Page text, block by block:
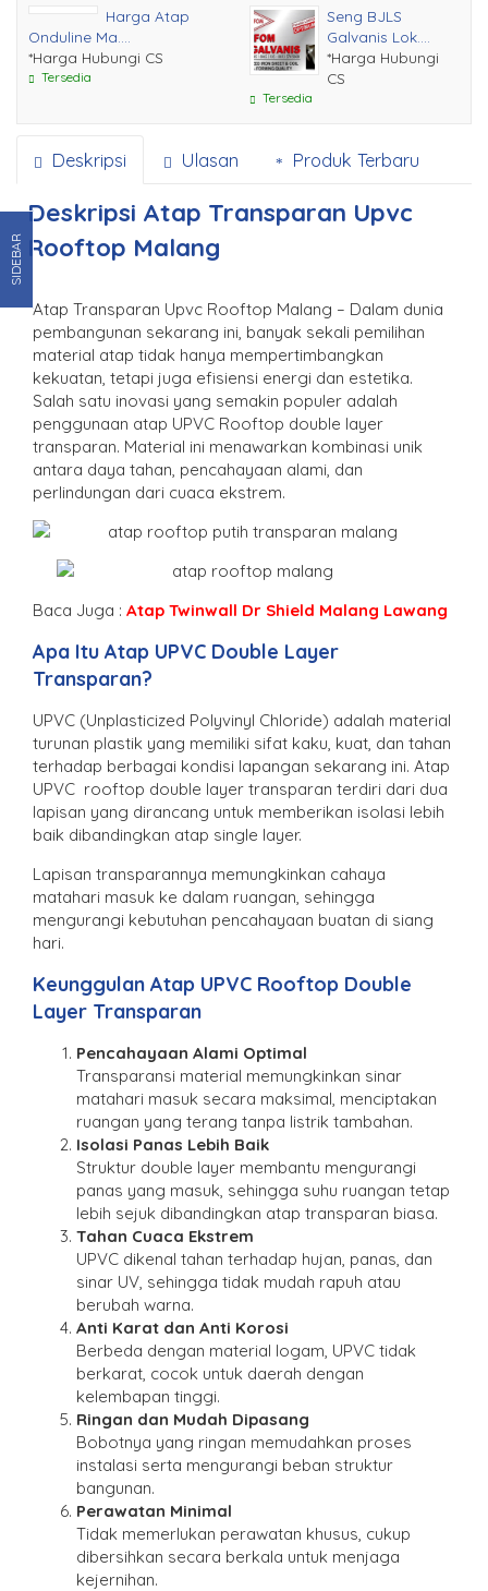
Harga Atap
Onduline Ma....
*Harga Hubungi CS
Tersedia
Seng BJLS
Galvanis Lok....
*Harga Hubungi
CS
Tersedia
Deskripsi Ulasan Produk Terbaru
Deskripsi Atap Transparan Upvc
Rooftop Malang
Atap Transparan Upvc Rooftop Malang – Dalam dunia
pembangunan sekarang ini, banyak sekali pemilihan
material atap tidak hanya mempertimbangkan
kekuatan, tetapi juga efisiensi energi dan estetika.
Salah satu inovasi yang semakin populer adalah
penggunaan atap UPVC Rooftop double layer
transparan. Material ini menawarkan kombinasi unik
antara daya tahan, pencahayaan alami, dan
perlindungan dari cuaca ekstrem.
Baca Juga : Atap Twinwall Dr Shield Malang Lawang
Apa Itu Atap UPVC Double Layer
Transparan?
UPVC (Unplasticized Polyvinyl Chloride) adalah material
turunan plastik yang memiliki sifat kaku, kuat, dan tahan
terhadap berbagai kondisi lapangan sekarang ini. Atap
UPVC rooftop double layer transparan terdiri dari dua
lapisan yang dirancang untuk memberikan isolasi lebih
baik dibandingkan atap single layer.
Lapisan transparannya memungkinkan cahaya
matahari masuk ke dalam ruangan, sehingga
mengurangi kebutuhan pencahayaan buatan di siang
hari.
Keunggulan Atap UPVC Rooftop Double
Layer Transparan
Pencahayaan Alami Optimal
Transparansi material memungkinkan sinar
matahari masuk secara maksimal, menciptakan
ruangan yang terang tanpa listrik tambahan.
Isolasi Panas Lebih Baik
Struktur double layer membantu mengurangi
panas yang masuk, sehingga suhu ruangan tetap
lebih sejuk dibandingkan atap transparan biasa.
Tahan Cuaca Ekstrem
UPVC dikenal tahan terhadap hujan, panas, dan
sinar UV, sehingga tidak mudah rapuh atau
berubah warna.
Anti Karat dan Anti Korosi
Berbeda dengan material logam, UPVC tidak
berkarat, cocok untuk daerah dengan
kelembapan tinggi.
Ringan dan Mudah Dipasang
Bobotnya yang ringan memudahkan proses
instalasi serta mengurangi beban struktur
bangunan.
Perawatan Minimal
Tidak memerlukan perawatan khusus, cukup
dibersihkan secara berkala untuk menjaga
kejernihan.
SIDEBAR